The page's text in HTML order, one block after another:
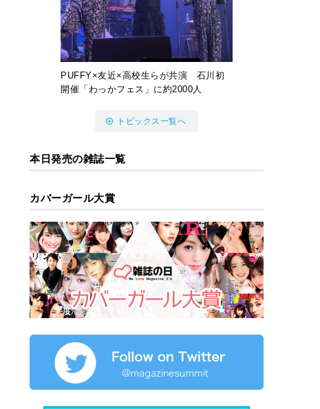
PUFFY×友近×高校生らが共演 石川初
開催「わっかフェス」に約2000人
トピックス一覧へ
本日発売の雑誌一覧
カバーガール大賞